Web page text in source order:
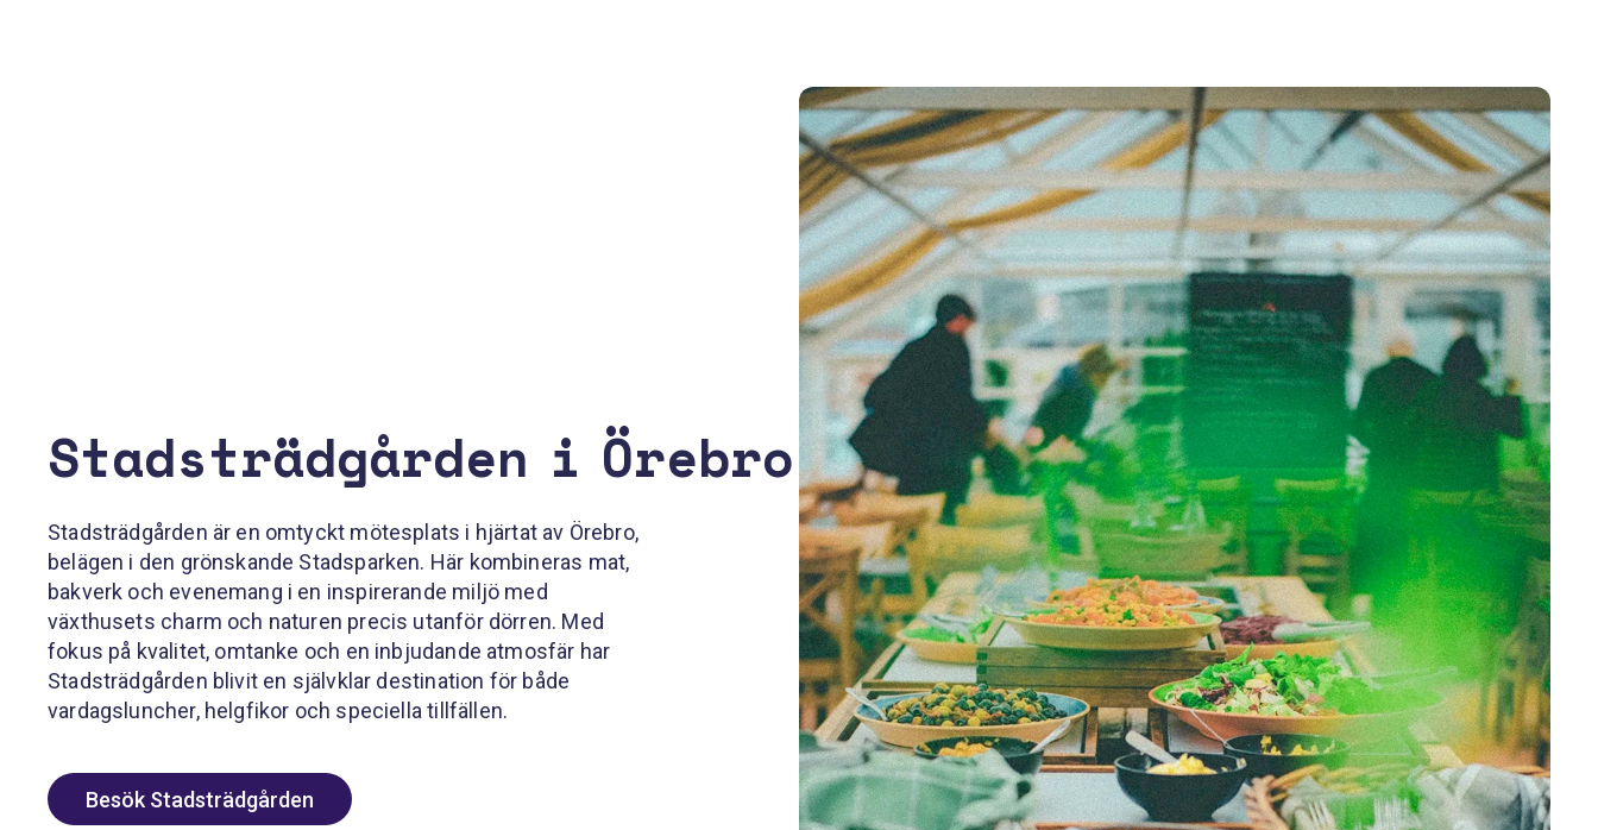
Stadsträdgården i Örebro
Stadsträdgården är en omtyckt mötesplats i hjärtat av Örebro,
belägen i den grönskande Stadsparken. Här kombineras mat,
bakverk och evenemang i en inspirerande miljö med
växthusets charm och naturen precis utanför dörren. Med
fokus på kvalitet, omtanke och en inbjudande atmosfär har
Stadsträdgården blivit en självklar destination för både
vardagsluncher, helgfikor och speciella tillfällen.
Besök Stadsträdgården